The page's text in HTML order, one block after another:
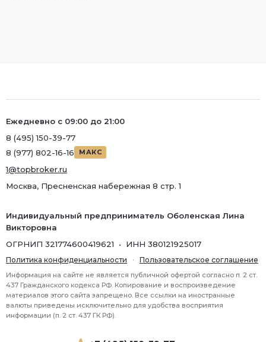
Ежедневно с 09:00 до 21:00
8 (495) 150-39-77
8 (977) 802-16-16
МАКС
1@topbroker.ru
Москва, Пресненская набережная 8 стр. 1
Индивидуальный предприниматель Оболенская Лина
Викторовна
ОГРНИП 321774600419621 • ИНН 380121925017
Политика конфиденциальности · Пользовательское соглашение
Информация на сайте не является публичной офертой согласно п. 2 ст.
437 Гражданского кодекса РФ. Копирование и воспроизведение
материалов этого сайта запрещено. Все ссылки на иностранные
валюты приведены исключительно для удобства восприятия
информации (п. 2 ст. 437 ГК РФ).